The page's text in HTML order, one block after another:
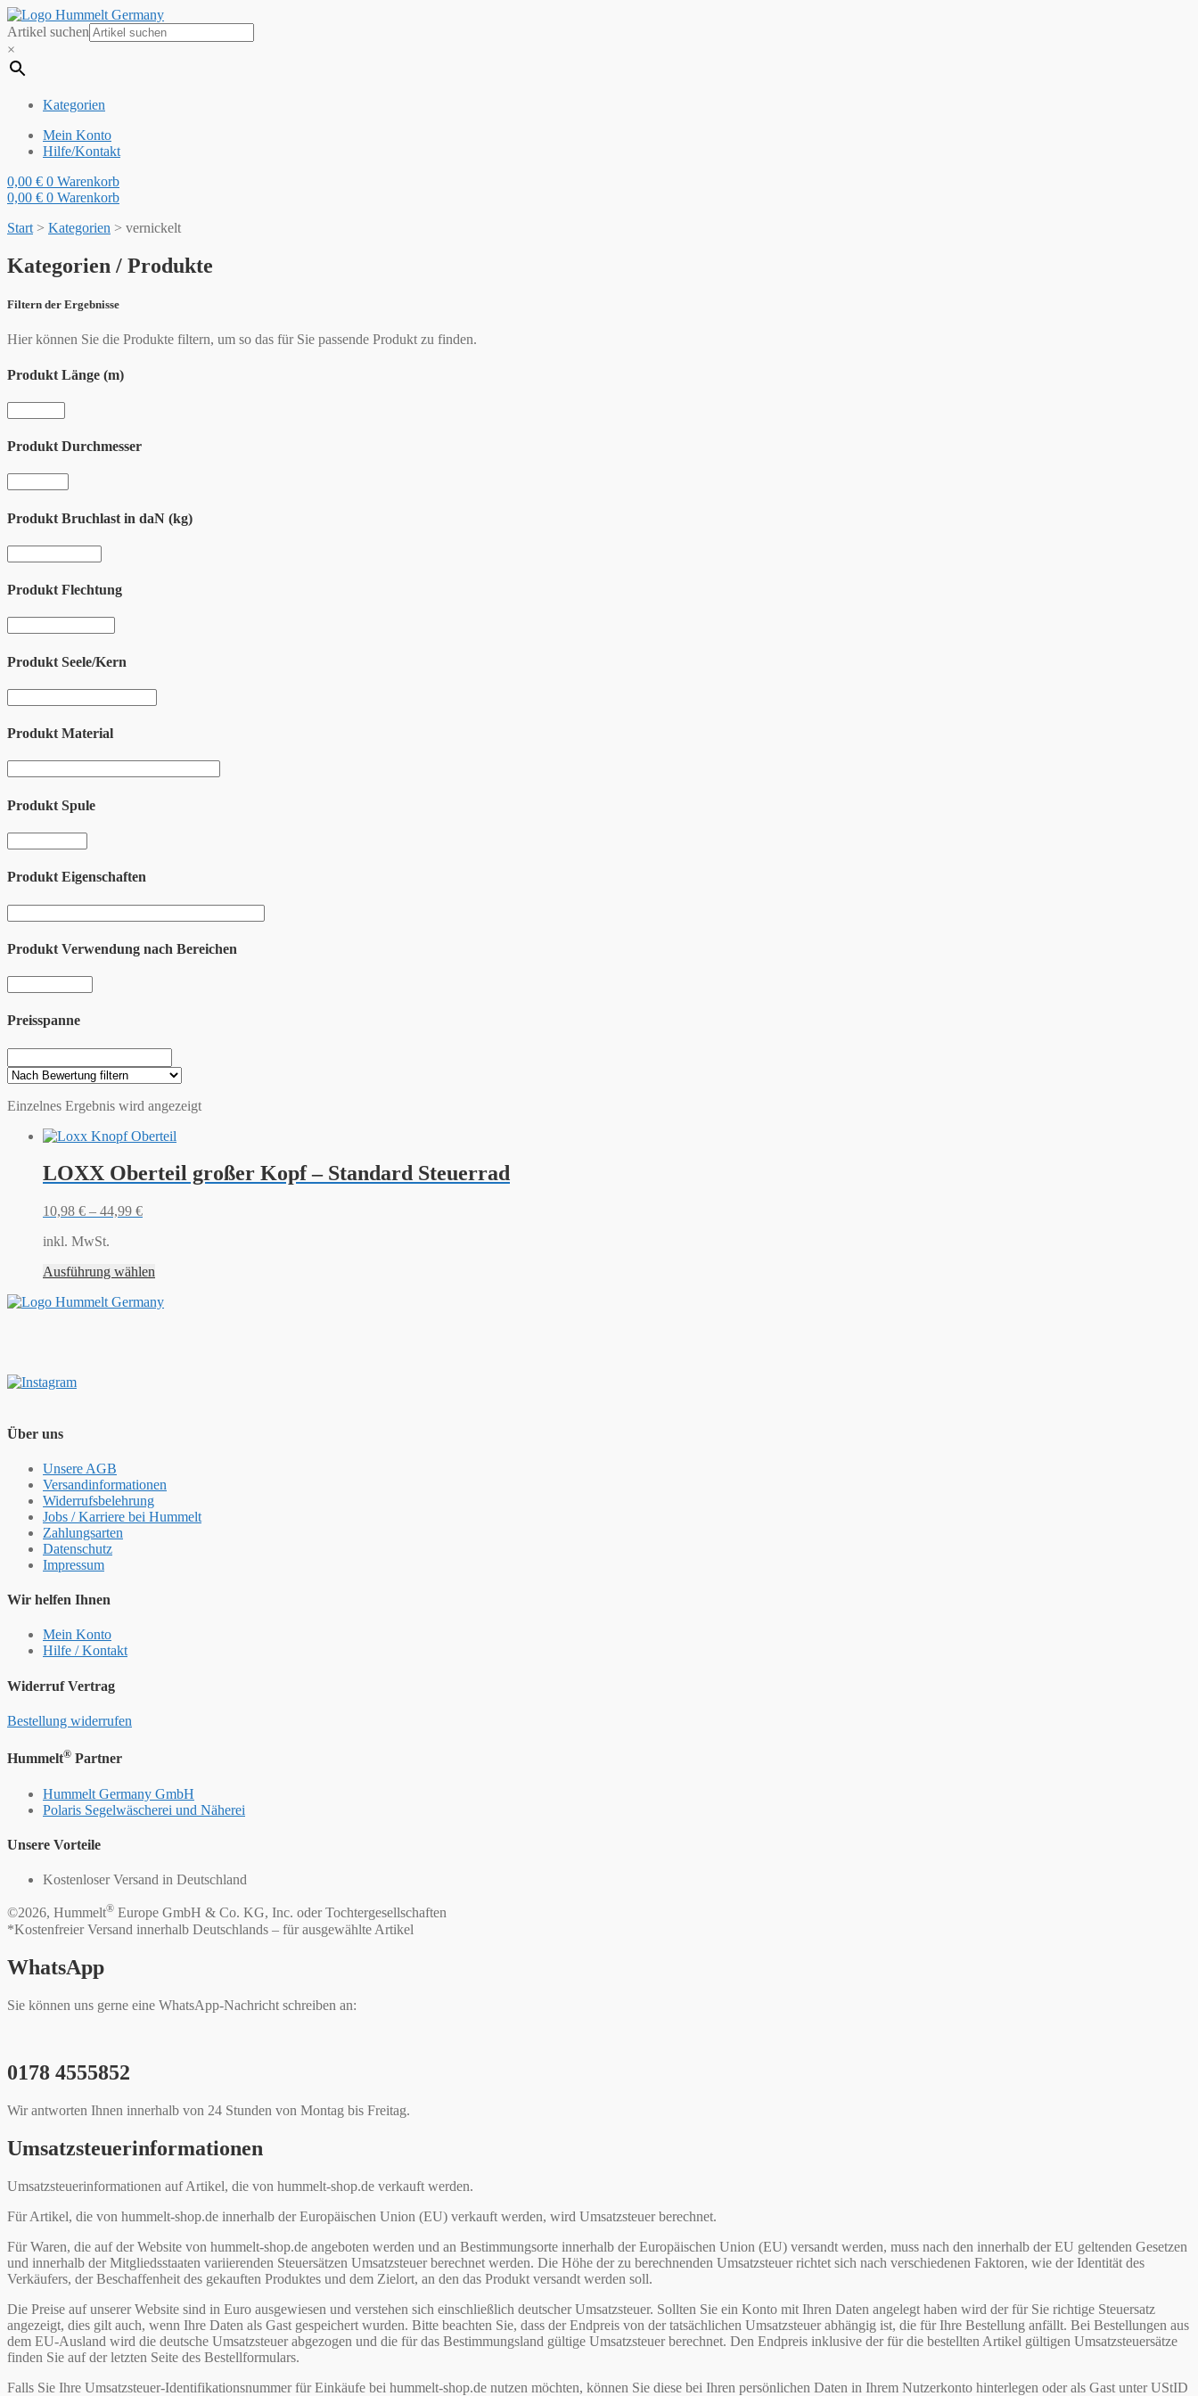
Artikel suchen
×
Kategorien
Mein Konto
Hilfe/Kontakt
0,00 € 0 Warenkorb
0,00 € 0 Warenkorb
Start > Kategorien > vernickelt
Kategorien / Produkte
Filtern der Ergebnisse
Hier können Sie die Produkte filtern, um so das für Sie passende Produkt zu finden.
Produkt Länge (m)
Produkt Durchmesser
Produkt Bruchlast in daN (kg)
Produkt Flechtung
Produkt Seele/Kern
Produkt Material
Produkt Spule
Produkt Eigenschaften
Produkt Verwendung nach Bereichen
Preisspanne
Einzelnes Ergebnis wird angezeigt
LOXX Oberteil großer Kopf – Standard Steuerrad
10,98 € – 44,99 €
inkl. MwSt.
Ausführung wählen
Über uns
Unsere AGB
Versandinformationen
Widerrufsbelehrung
Jobs / Karriere bei Hummelt
Zahlungsarten
Datenschutz
Impressum
Wir helfen Ihnen
Mein Konto
Hilfe / Kontakt
Widerruf Vertrag
Bestellung widerrufen
Hummelt® Partner
Hummelt Germany GmbH
Polaris Segelwäscherei und Näherei
Unsere Vorteile
Kostenloser Versand in Deutschland
©2026, Hummelt® Europe GmbH & Co. KG, Inc. oder Tochtergesellschaften
*Kostenfreier Versand innerhalb Deutschlands – für ausgewählte Artikel
WhatsApp
Sie können uns gerne eine WhatsApp-Nachricht schreiben an:
0178 4555852
Wir antworten Ihnen innerhalb von 24 Stunden von Montag bis Freitag.
Umsatzsteuerinformationen
Umsatzsteuerinformationen auf Artikel, die von hummelt-shop.de verkauft werden.
Für Artikel, die von hummelt-shop.de innerhalb der Europäischen Union (EU) verkauft werden, wird Umsatzsteuer berechnet.
Für Waren, die auf der Website von hummelt-shop.de angeboten werden und an Bestimmungsorte innerhalb der Europäischen Union (EU) versandt werden, muss nach den innerhalb der EU geltenden Gesetzen
und innerhalb der Mitgliedsstaaten variierenden Steuersätzen Umsatzsteuer berechnet werden. Die Höhe der zu berechnenden Umsatzsteuer richtet sich nach verschiedenen Faktoren, wie der Identität des
Verkäufers, der Beschaffenheit des gekauften Produktes und dem Zielort, an den das Produkt versandt werden soll.
Die Preise auf unserer Website sind in Euro ausgewiesen und verstehen sich einschließlich deutscher Umsatzsteuer. Sollten Sie ein Konto mit Ihren Daten angelegt haben wird der für Sie richtige Steuersatz
angezeigt, dies gilt auch, wenn Ihre Daten als Gast gespeichert wurden. Bitte beachten Sie, dass der Endpreis von der tatsächlichen Umsatzsteuer abhängig ist, die für Ihre Bestellung anfällt. Bei Bestellungen aus
dem EU-Ausland wird die deutsche Umsatzsteuer abgezogen und die für das Bestimmungsland gültige Umsatzsteuer berechnet. Den Endpreis inklusive der für die bestellten Artikel gültigen Umsatzsteuersätze
finden Sie auf der letzten Seite des Bestellformulars.
Falls Sie Ihre Umsatzsteuer-Identifikationsnummer für Einkäufe bei hummelt-shop.de nutzen möchten, können Sie diese bei Ihren persönlichen Daten in Ihrem Nutzerkonto hinterlegen oder als Gast unter UStID